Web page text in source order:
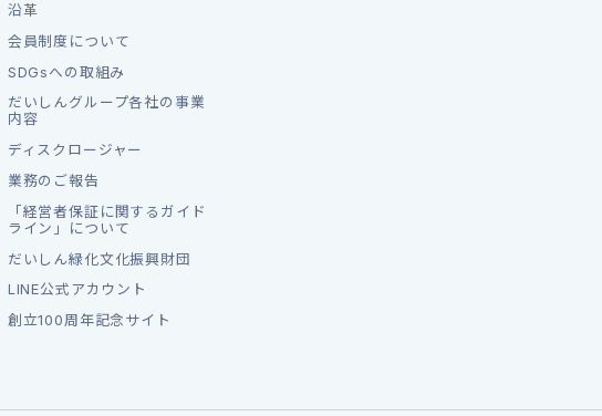
沿革
会員制度について
SDGsへの取組み
だいしんグループ各社の事業
内容
ディスクロージャー
業務のご報告
「経営者保証に関するガイド
ライン」について
だいしん緑化文化振興財団
LINE公式アカウント
創立100周年記念サイト